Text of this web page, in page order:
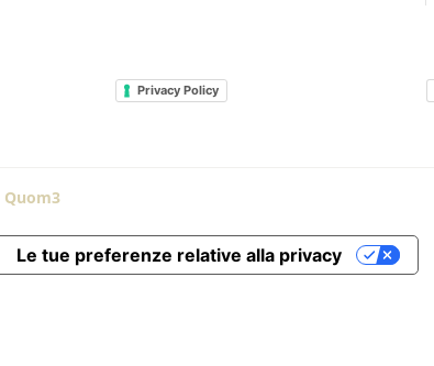
Privacy Policy
Quom3
Le tue preferenze relative alla privacy